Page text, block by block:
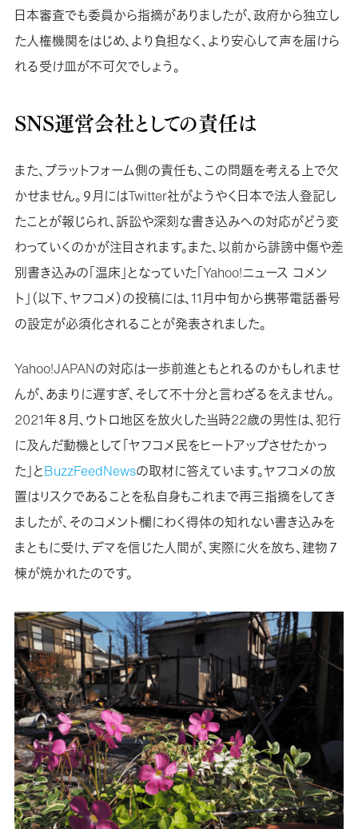
日本審査でも委員から指摘がありましたが、政府から独立し
た人権機関をはじめ、より負担なく、より安心して声を届けら
れる受け皿が不可欠でしょう。
SNS運営会社としての責任は
また、プラットフォーム側の責任も、この問題を考える上で欠
かせません。９月にはTwitter社がようやく日本で法人登記し
たことが報じられ、訴訟や深刻な書き込みへの対応がどう変
わっていくのかが注目されます。また、以前から誹謗中傷や差
別書き込みの「温床」となっていた「Yahoo!ニュース コメン
ト」（以下、ヤフコメ）の投稿には、11月中旬から携帯電話番号
の設定が必須化されることが発表されました。
Yahoo!JAPANの対応は一歩前進ともとれるのかもしれませ
んが、あまりに遅すぎ、そして不十分と言わざるをえません。
2021年８月、ウトロ地区を放火した当時22歳の男性は、犯行
に及んだ動機として「ヤフコメ民をヒートアップさせたかっ
た」とBuzzFeedNewsの取材に答えています。ヤフコメの放
置はリスクであることを私自身もこれまで再三指摘をしてき
ましたが、そのコメント欄にわく得体の知れない書き込みを
まともに受け、デマを信じた人間が、実際に火を放ち、建物７
棟が焼かれたのです。